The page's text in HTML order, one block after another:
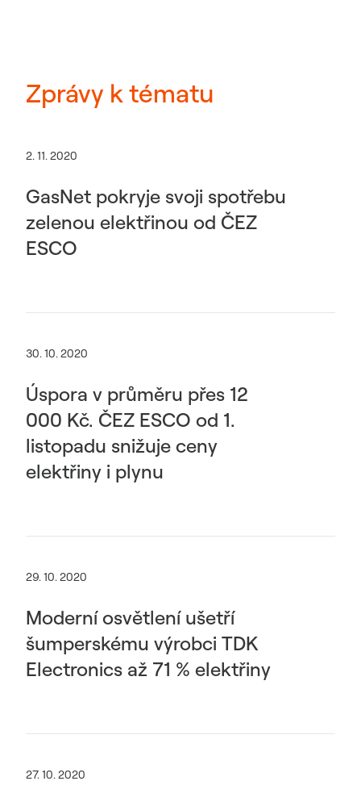
Zprávy k tématu
2. 11. 2020
GasNet pokryje svoji spotřebu
zelenou elektřinou od ČEZ
ESCO
30. 10. 2020
Úspora v průměru přes 12
000 Kč. ČEZ ESCO od 1.
listopadu snižuje ceny
elektřiny i plynu
29. 10. 2020
Moderní osvětlení ušetří
šumperskému výrobci TDK
Electronics až 71 % elektřiny
27. 10. 2020